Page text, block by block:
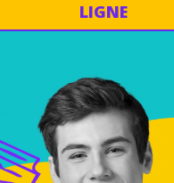
LIGNE